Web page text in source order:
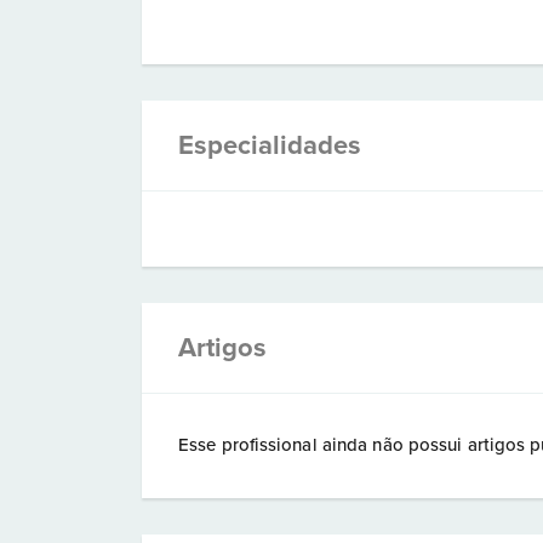
Especialidades
Artigos
Esse profissional ainda não possui artigos